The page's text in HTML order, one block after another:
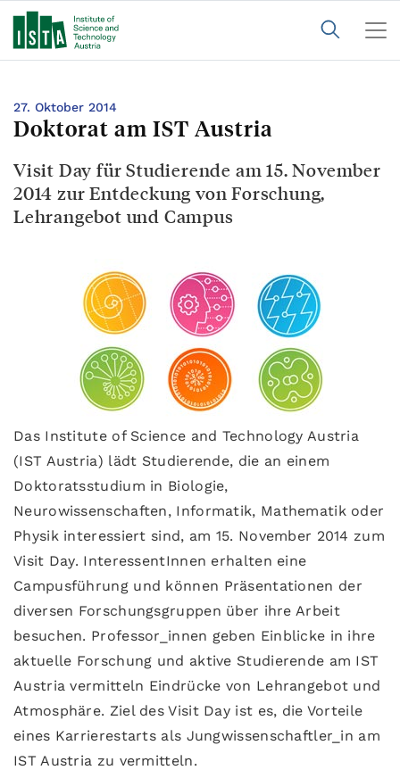
27. Oktober 2014
Doktorat am IST Austria
Visit Day für Studierende am 15. November
2014 zur Entdeckung von Forschung,
Lehrangebot und Campus
Das Institute of Science and Technology Austria
(IST Austria) lädt Studierende, die an einem
Doktoratsstudium in Biologie,
Neurowissenschaften, Informatik, Mathematik oder
Physik interessiert sind, am 15. November 2014 zum
Visit Day. InteressentInnen erhalten eine
Campusführung und können Präsentationen der
diversen Forschungsgruppen über ihre Arbeit
besuchen. Professor_innen geben Einblicke in ihre
aktuelle Forschung und aktive Studierende am IST
Austria vermitteln Eindrücke von Lehrangebot und
Atmosphäre. Ziel des Visit Day ist es, die Vorteile
eines Karrierestarts als Jungwissenschaftler_in am
IST Austria zu vermitteln.